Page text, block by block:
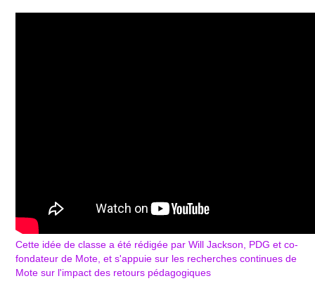
Cette idée de classe a été rédigée par Will Jackson, PDG et co-
fondateur de Mote, et s'appuie sur les recherches continues de
Mote sur l'impact des retours pédagogiques